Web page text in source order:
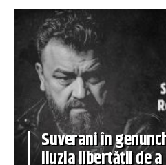
Suverani în
iluzia libertății de